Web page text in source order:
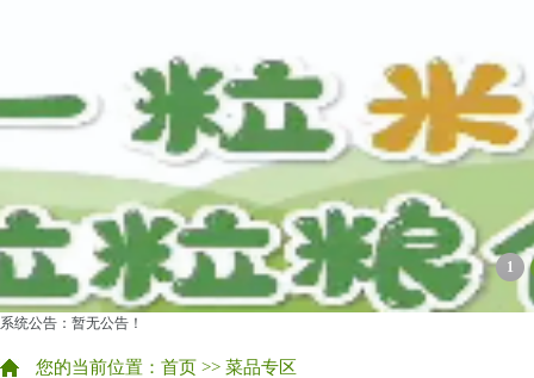
1
系统公告：暂无公告！
您的当前位置： 首页 >> 菜品专区